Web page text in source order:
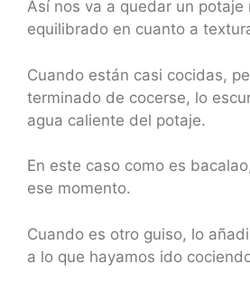
Así nos va a quedar un potaje
equilibrado en cuanto a
Cuando están casi cocidas,
terminado de cocerse, lo
agua caliente del potaje.
En este caso como es
ese momento.
Cuando es otro guiso, lo
a lo que hayamos ido